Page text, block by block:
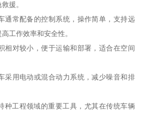
援。
通常配备的控制系统，操作简单，支持远
工作效率和安全性。
相对较小，便于运输和部署，适合在空间
采用电动或混合动力系统，减少噪音和排
种工程领域的重要工具，尤其在传统车辆